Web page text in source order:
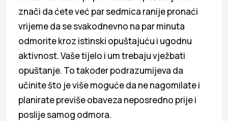
znači da ćete već par sedmica ranije pronaći
vrijeme da se svakodnevno na par minuta
odmorite kroz istinski opuštajuću i ugodnu
aktivnost. Vaše tijelo i um trebaju vježbati
opuštanje. To također podrazumijeva da
učinite što je više moguće da ne nagomilate i
planirate previše obaveza neposredno prije i
poslije samog odmora.